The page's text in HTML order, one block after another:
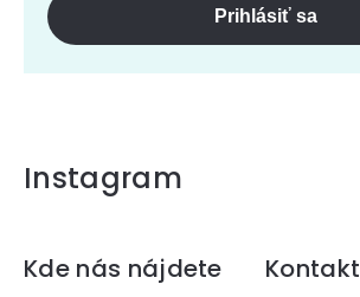
Prihlásiť sa
Instagram
Zápätie
Kde nás nájdete
Kontakt